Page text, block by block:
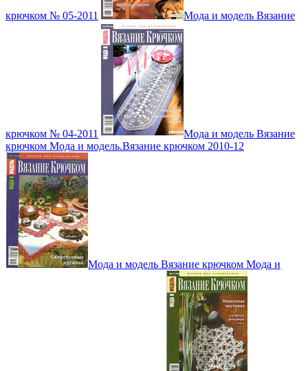
крючком № 05-2011 Мода и модель Вязание
крючком № 04-2011
Мода и модель Вязание
крючком Мода и модель.Вязание крючком 2010-12
Мода и модель Вязание крючком Мода и